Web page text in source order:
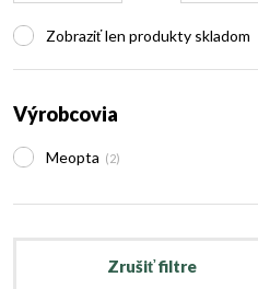
Zobraziť len produkty skladom
Výrobcovia
Meopta (2)
Zrušiť filtre